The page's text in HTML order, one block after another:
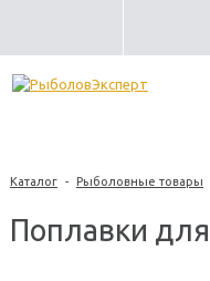
Каталог - Рыболовные товары
Поплавки